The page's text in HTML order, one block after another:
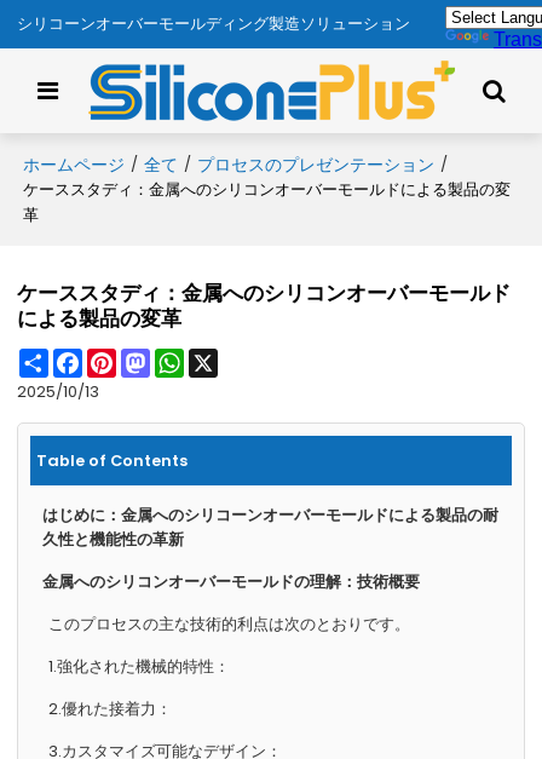
シリコーンオーバーモールディング製造ソリューション
ホームページ / 全て / プロセスのプレゼンテーション /
ケーススタディ：金属へのシリコンオーバーモールドによる製品の変
革
ケーススタディ：金属へのシリコンオーバーモールド
による製品の変革
ShareFacebook
PinterestMastodonWhatsApp
2025/10/13
Table of Contents
はじめに：金属へのシリコーンオーバーモールドによる製品の耐
久性と機能性の革新
金属へのシリコンオーバーモールドの理解：技術概要
このプロセスの主な技術的利点は次のとおりです。
1.強化された機械的特性：
2.優れた接着力：
3.カスタマイズ可能なデザイン：